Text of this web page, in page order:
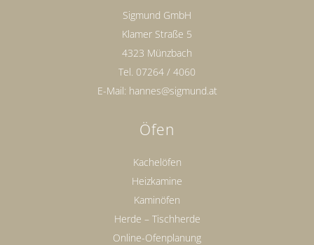
Sigmund GmbH
Klamer Straße 5
4323 Münzbach
Tel. 07264 / 4060
E-Mail: hannes@sigmund.at
Öfen
Kachelöfen
Heizkamine
Kaminöfen
Herde – Tischherde
Online-Ofenplanung